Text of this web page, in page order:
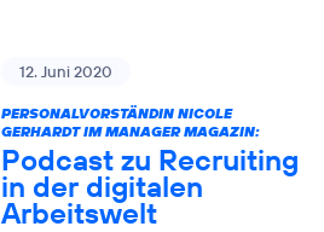
12. Juni 2020
PERSONALVORSTÄNDIN NICOLE
GERHARDT IM MANAGER MAGAZIN:
Podcast zu Recruiting
in der digitalen
Arbeitswelt